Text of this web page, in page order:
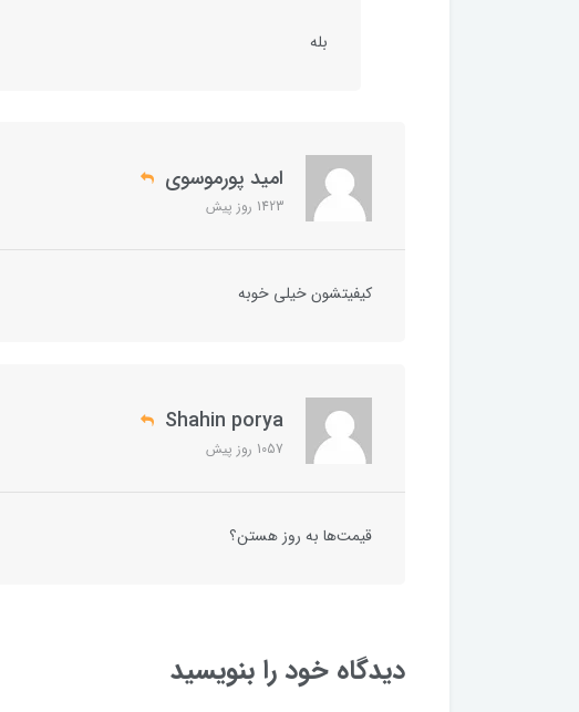
بله
امید پورموسوی
1423 روز پیش
کیفیتشون خیلی خوبه
Shahin porya
1057 روز پیش
قیمت‌ها به روز هستن؟
دیدگاه خود را بنویسید